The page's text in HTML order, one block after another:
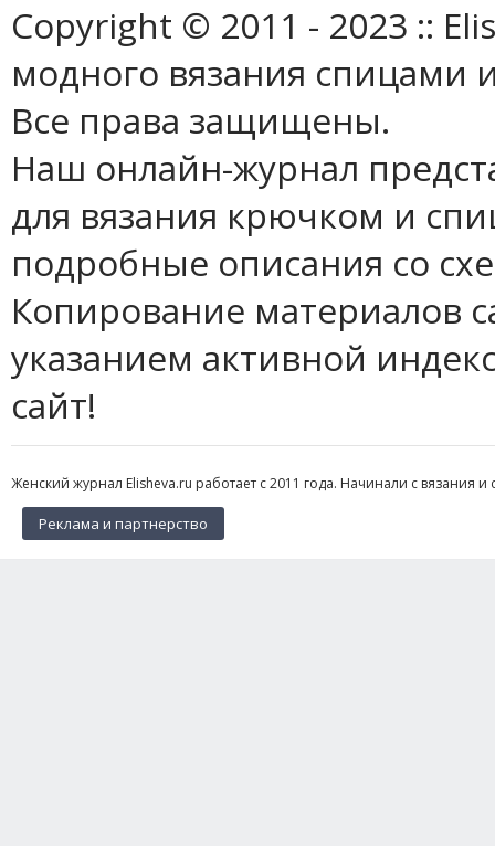
Copyright © 2011 - 2023 ::
модного вязания спицами
Все права защищены.
Наш онлайн-журнал
для вязания крючком и
подробные описания со
Копирование материалов
указанием активной
сайт!
Женский журнал Elisheva.ru работает с 2011 года. Начинали с вязания
Реклама и партнерство